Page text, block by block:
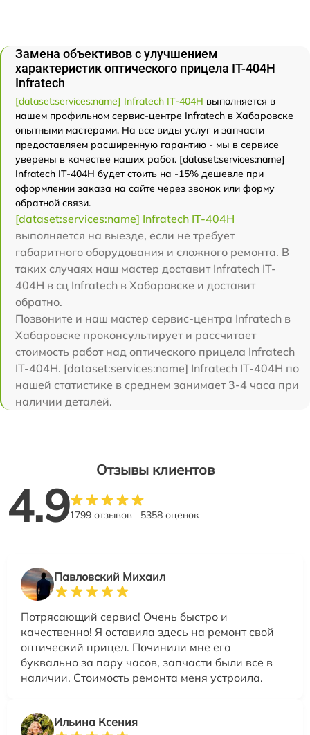
Замена объективов с улучшением
характеристик оптического прицела IT-404H
Infratech
[dataset:services:name] Infratech IT-404H выполняется в
нашем профильном сервис-центре Infratech в Хабаровске
опытными мастерами. На все виды услуг и запчасти
предоставляем расширенную гарантию - мы в сервисе
уверены в качестве наших работ. [dataset:services:name]
Infratech IT-404H будет стоить на -15% дешевле при
оформлении заказа на сайте через звонок или форму
обратной связи.
[dataset:services:name] Infratech IT-404H
выполняется на выезде, если не требует
габаритного оборудования и сложного ремонта. В
таких случаях наш мастер доставит Infratech IT-
404H в сц Infratech в Хабаровске и доставит
обратно.
Позвоните и наш мастер сервис-центра Infratech в
Хабаровске проконсультирует и рассчитает
стоимость работ над оптического прицела Infratech
IT-404H. [dataset:services:name] Infratech IT-404H по
нашей статистике в среднем занимает 3-4 часа при
наличии деталей.
Отзывы клиентов
4.91799 отзывов 5358 оценок
Павловский Михаил
Потрясающий сервис! Очень быстро и
качественно! Я оставила здесь на ремонт свой
оптический прицел. Починили мне его
буквально за пару часов, запчасти были все в
наличии. Стоимость ремонта меня устроила.
Ильина Ксения